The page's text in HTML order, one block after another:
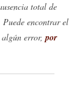
total de
encontrar el
error, por